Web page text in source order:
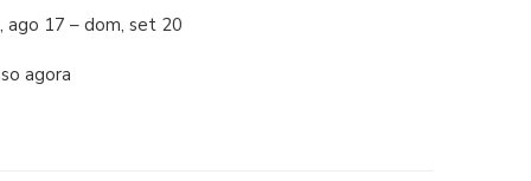
ago 17 – dom, set 20
agora